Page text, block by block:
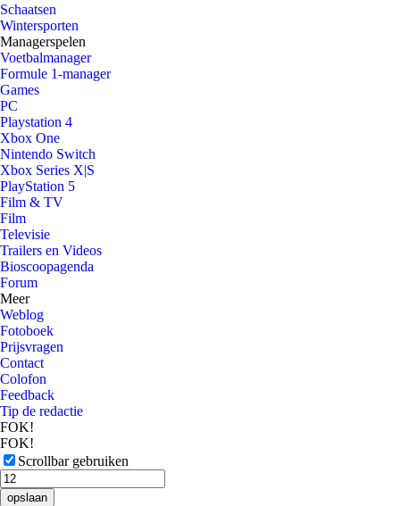
Schaatsen
Wintersporten
Managerspelen
Voetbalmanager
Formule 1-manager
Games
PC
Playstation 4
Xbox One
Nintendo Switch
Xbox Series X|S
PlayStation 5
Film & TV
Film
Televisie
Trailers en Videos
Bioscoopagenda
Forum
Meer
Weblog
Fotoboek
Prijsvragen
Contact
Colofon
Feedback
Tip de redactie
FOK!
FOK!
Scrollbar gebruiken
opslaan